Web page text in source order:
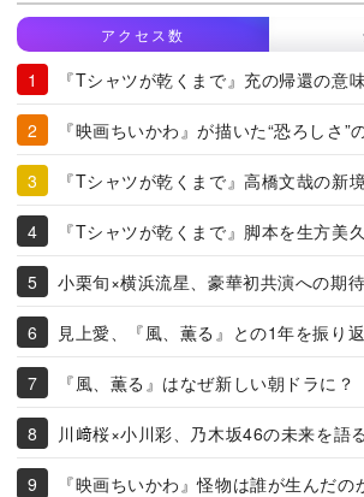
アクセス数
『Tシャツが乾くまで』充の帰還の意
『映画ちいかわ』が描いた“恐ろしさ”
『Tシャツが乾くまで』高橋文哉の新
『Tシャツが乾くまで』脚本を生方美
小栗旬×横浜流星、豪華初共演への期待
見上愛、『風、薫る』との1年を振り
『風、薫る』はなぜ新しい朝ドラに？
川﨑桜×小川彩、乃木坂46の未来を語る
『映画ちいかわ』怪物は誰が生んだ